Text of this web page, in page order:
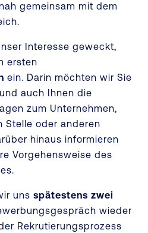
gemeinsam mit dem
Interesse geweckt,
ersten
ein. Darin möchten wir Sie
auch Ihnen die
zum Unternehmen,
Stelle oder anderen
hinaus informieren
Vorgehensweise des
uns spätestens zwei
wieder
Rekrutierungsprozess